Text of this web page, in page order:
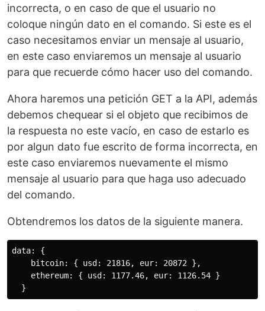
incorrecta, o en caso de que el usuario no
coloque ningún dato en el comando. Si este es el
caso necesitamos enviar un mensaje al usuario,
en este caso enviaremos un mensaje al usuario
para que recuerde cómo hacer uso del comando.
Ahora haremos una petición GET a la API, además
debemos chequear si el objeto que recibimos de
la respuesta no este vacío, en caso de estarlo es
por algun dato fue escrito de forma incorrecta, en
este caso enviaremos nuevamente el mismo
mensaje al usuario para que haga uso adecuado
del comando.
Obtendremos los datos de la siguiente manera.
data: {
    bitcoin: { usd: 21816, eur: 20872 },
    ethereum: { usd: 1177.46, eur: 1126.54 }